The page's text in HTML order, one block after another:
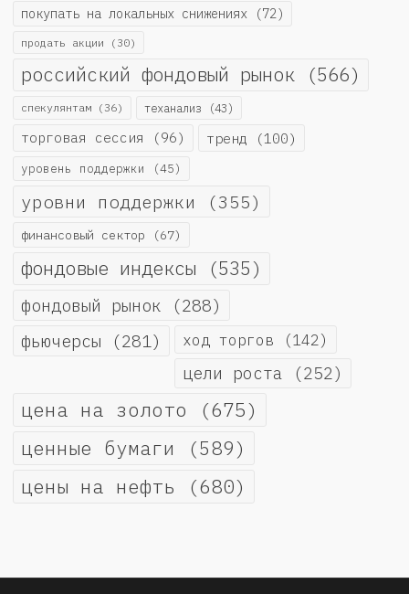
покупать на локальных снижениях (72)
продать акции (30)
российский фондовый рынок (566)
спекулянтам (36) теханализ (43)
торговая сессия (96) тренд (100)
уровень поддержки (45)
уровни поддержки (355)
финансовый сектор (67)
фондовые индексы (535)
фондовый рынок (288)
фьючерсы (281) ход торгов (142)
цели роста (252)
цена на золото (675)
ценные бумаги (589)
цены на нефть (680)